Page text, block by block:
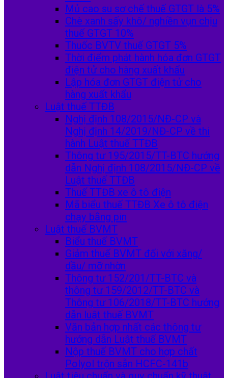
Mủ cao su sơ chế thuế GTGT là 5%
Chè xanh sấy khô/ nghiền vụn chịu
thuế GTGT 10%
Thuốc BVTV thuế GTGT 5%
Thời điểm phát hành hóa đơn GTGT
điện tử cho hàng xuất khẩu
Lập hóa đơn GTGT điện tử cho
hàng xuất khẩu
Luật thuế TTĐB
Nghị định 108/2015/NĐ-CP và
Nghị định 14/2019/NĐ-CP về thi
hành Luật thuế TTĐB
Thông tư 195/2015/TT-BTC hướng
dẫn Nghị định 108/2015/NĐ-CP về
Luật thuế TTĐB
Thuế TTĐB xe ô tô điện
Mã biểu thuế TTĐB Xe ô tô điện
chạy bằng pin
Luật thuế BVMT
Biểu thuế BVMT
Giảm thuế BVMT đối với xăng/
dầu/ mỡ nhờn
Thông tư 152/201/TT-BTC và
thông tư 159/2012/TT-BTC và
Thông tư 106/2018/TT-BTC hướng
dẫn luật thuế BVMT
Văn bản hợp nhất các thông tư
hướng dẫn Luật thuế BVMT
Nộp thuế BVMT cho hợp chất
Polyol trộn sẵn HCFC-141b